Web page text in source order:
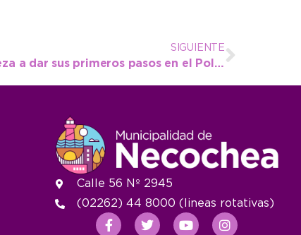
SIGUIENTE
La pista de atletismo empieza a dar sus primeros pasos en el Polideportivo
Calle 56 Nº 2945
(02262) 44 8000 (lineas rotativas)